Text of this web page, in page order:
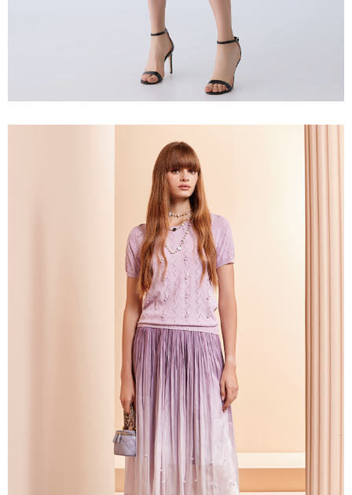
membayar melalui "Kod bar kedai serbaneka / Kedai rasmi Taiwan
Mobile / Pemindahan bank / Pembayaran J街口 / iPASS MONEY" dan
1. Perkhidmatan ini disediakan oleh "Taiwan Mobile Co., Ltd." untuk
membolehkan pengguna membeli produk atau perkhidmatan melalui
perkhidmatan ini semasa transaksi, dan kedai akan menyerahkan hak
2. Berdasarkan tujuan kontrak persetujuan pembayaran menggunakan
"Pembayaran Ansuran Gogo", kedai akan memberikan maklumat peribadi
anda (termasuk nama, telefon atau alamat) kepada Taiwan Mobile untuk
pengumpulan, pemprosesan dan penggunaan, untuk pengesahan,
semakan dan pembetulan data yang diperlukan untuk bil ansuran oleh
3. Sila baca syarat perkhidmatan pengguna secara lengkap melalui
pautan berikut: https://oppay.tw/userRule